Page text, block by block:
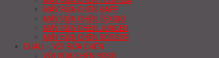
MÁY RỬA CHÉN KAFF
MÁY RỬA CHÉN TEXGIO
MÁY RỬA CHÉN JUNGER
MÁY RỬA CHÉN BOSSER
CHẬU – VÒI RỬA CHÉN
VÒI RỬA CHÉN BOSS